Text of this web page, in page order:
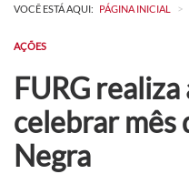
VOCÊ ESTÁ AQUI: PÁGINA INICIAL >
AÇÕES
FURG
celebrar mês
Negra